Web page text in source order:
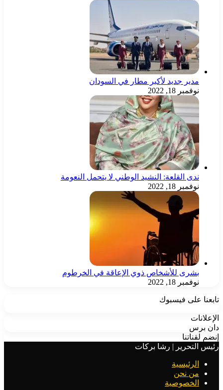
مدير جديد لأكبر مطار في السودان
نوفمبر 18, 2022
ندى القلعة: النشيد الوطني لا يتحمل النعومة
نوفمبر 18, 2022
بشرى للأشخاص ذوي الإعاقة في الخرطوم
نوفمبر 18, 2022
على فيسبوك
التحرير | رشا بركات
الرئيسية
من نحن
الخصوصية